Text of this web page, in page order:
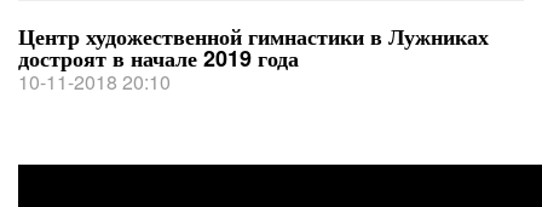
Центр художественной гимнастики в Лужниках
достроят в начале 2019 года
10-11-2018 20:10